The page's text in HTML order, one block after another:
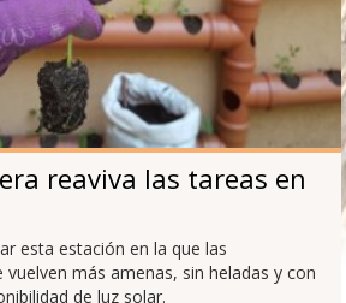
reaviva las tareas en
esta estación en la que las
más amenas, sin heladas y con
de luz solar.